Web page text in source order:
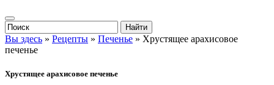
Вы здесь » Рецепты » Печенье » Хрустящее арахисовое
печенье
Хрустящее арахисовое печенье